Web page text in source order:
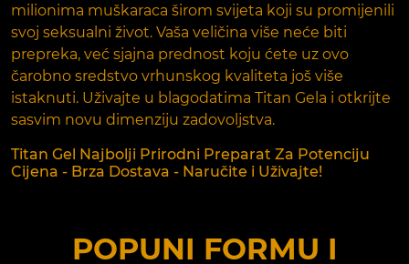
milionima muškaraca širom svijeta koji su promijenili
svoj seksualni život. Vaša veličina više neće biti
prepreka, već sjajna prednost koju ćete uz ovo
čarobno sredstvo vrhunskog kvaliteta još više
istaknuti. Uživajte u blagodatima Titan Gela i otkrijte
sasvim novu dimenziju zadovoljstva.
Titan Gel Najbolji Prirodni Preparat Za Potenciju
Cijena - Brza Dostava - Naručite i Uživajte!
POPUNI FORMU I